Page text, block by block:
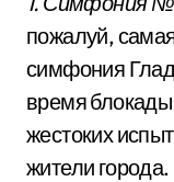
пожалуй,
симфония
время
жестоких
жители города.